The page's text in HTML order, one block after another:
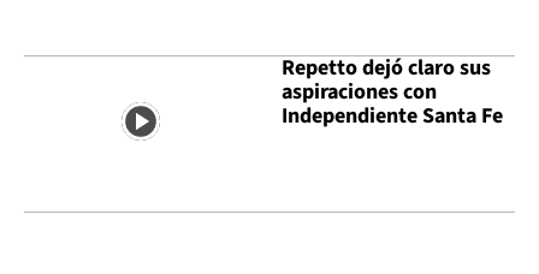
Repetto dejó claro sus
aspiraciones con
Independiente Santa Fe